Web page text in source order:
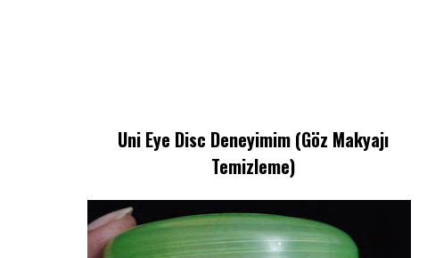
Uni Eye Disc Deneyimim (Göz Makyajı
Temizleme)